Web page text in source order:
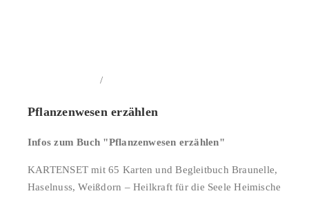
/
Pflanzenwesen erzählen
Infos zum Buch "Pflanzenwesen erzählen"
KARTENSET mit 65 Karten und Begleitbuch Braunelle,
Haselnuss, Weißdorn – Heilkraft für die Seele Heimische